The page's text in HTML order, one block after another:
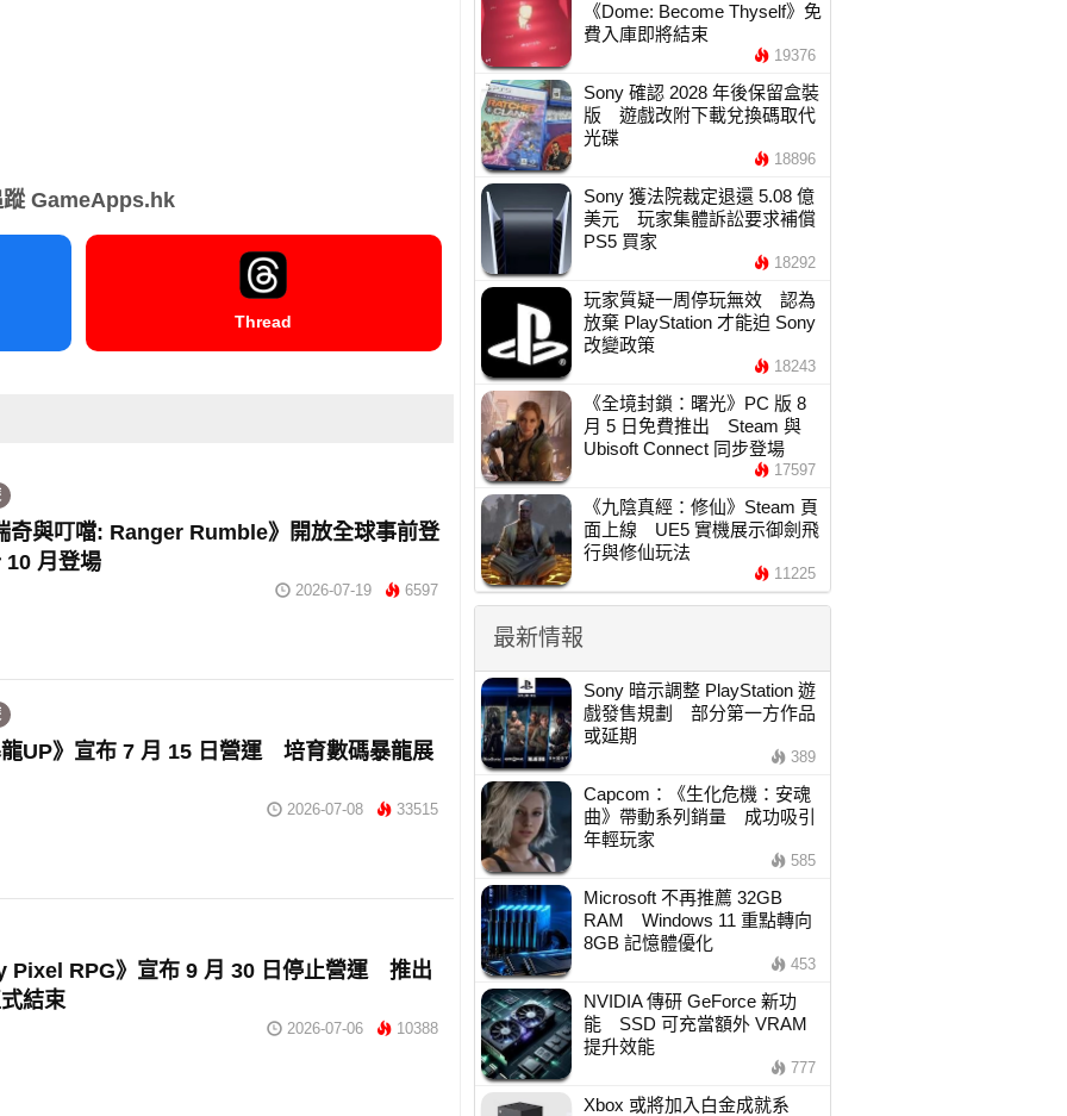
蹤 GameApps.hk
Thread
奇與叮噹: Ranger Rumble》開放全球事前登
月登場
2026-07-19 6597
UP》宣布 7 月 15 日營運 培育數碼暴龍展
2026-07-08 33515
Pixel RPG》宣布 9 月 30 日停止營運 推出
結束
2026-07-06 10388
《Dome: Become Thyself》免
費入庫即將結束
19376
Sony 確認 2028 年後保留盒裝
版 遊戲改附下載兌換碼取代
光碟
18896
Sony 獲法院裁定退還 5.08 億
美元 玩家集體訴訟要求補償
PS5 買家
18292
玩家質疑一周停玩無效 認為
放棄 PlayStation 才能迫 Sony
改變政策
18243
《全境封鎖：曙光》PC 版 8
月 5 日免費推出 Steam 與
Ubisoft Connect 同步登場
17597
《九陰真經：修仙》Steam 頁
面上線 UE5 實機展示御劍飛
行與修仙玩法
11225
最新情報
Sony 暗示調整 PlayStation 遊
戲發售規劃 部分第一方作品
或延期
389
Capcom：《生化危機：安魂
曲》帶動系列銷量 成功吸引
年輕玩家
585
Microsoft 不再推薦 32GB
RAM Windows 11 重點轉向
8GB 記憶體優化
453
NVIDIA 傳研 GeForce 新功
能 SSD 可充當額外 VRAM
提升效能
777
Xbox 或將加入白金成就系